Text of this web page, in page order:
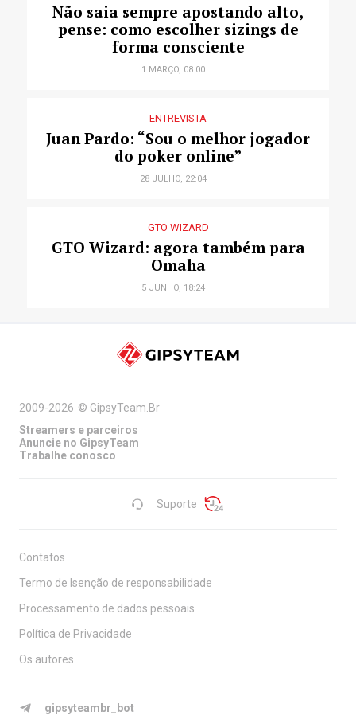
Não saia sempre apostando alto,
pense: como escolher sizings de
forma consciente
1 MARÇO, 08:00
ENTREVISTA
Juan Pardo: “Sou o melhor jogador
do poker online”
28 JULHO, 22:04
GTO WIZARD
GTO Wizard: agora também para
Omaha
5 JUNHO, 18:24
Suporte
2009-2026 © GipsyTeam.Br
Streamers e parceiros
Anuncie no GipsyTeam
Trabalhe conosco
Contatos
Termo de Isenção de responsabilidade
Processamento de dados pessoais
Política de Privacidade
Os autores
gipsyteambr_bot